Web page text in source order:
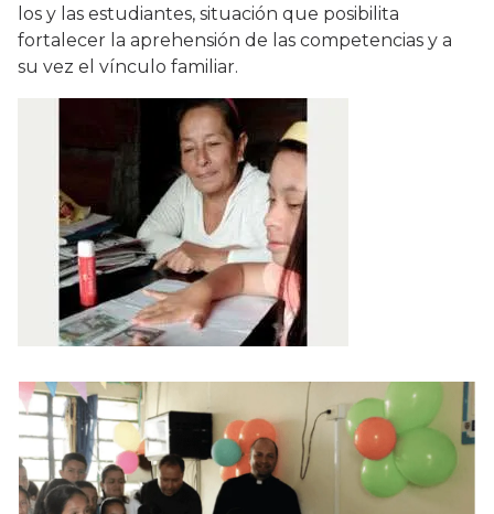
los y las estudiantes, situación que posibilita
fortalecer la aprehensión de las competencias y a
su vez el vínculo familiar.